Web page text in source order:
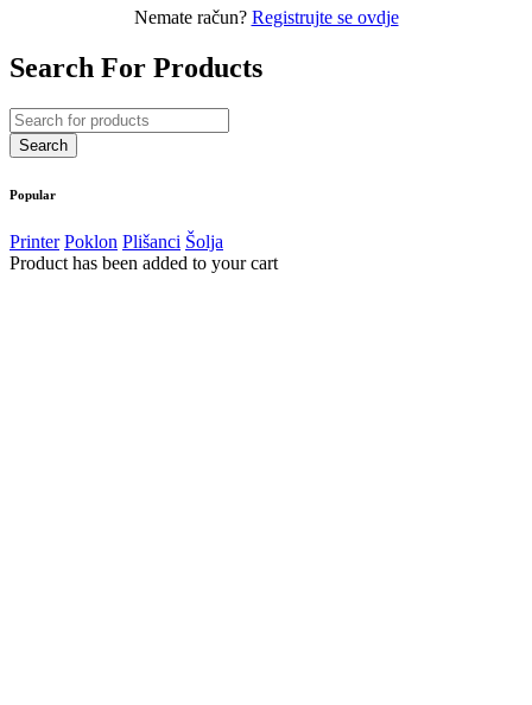
Nemate račun? Registrujte se ovdje
Search For Products
Popular
Printer Poklon Plišanci Šolja
Product has been added to your cart